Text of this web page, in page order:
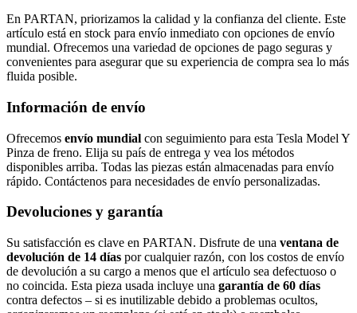
En PARTAN, priorizamos la calidad y la confianza del cliente. Este
artículo está en stock para envío inmediato con opciones de envío
mundial. Ofrecemos una variedad de opciones de pago seguras y
convenientes para asegurar que su experiencia de compra sea lo más
fluida posible.
Información de envío
Ofrecemos envío mundial con seguimiento para esta Tesla Model Y
Pinza de freno. Elija su país de entrega y vea los métodos
disponibles arriba. Todas las piezas están almacenadas para envío
rápido. Contáctenos para necesidades de envío personalizadas.
Devoluciones y garantía
Su satisfacción es clave en PARTAN. Disfrute de una ventana de
devolución de 14 días por cualquier razón, con los costos de envío
de devolución a su cargo a menos que el artículo sea defectuoso o
no coincida. Esta pieza usada incluye una garantía de 60 días
contra defectos – si es inutilizable debido a problemas ocultos,